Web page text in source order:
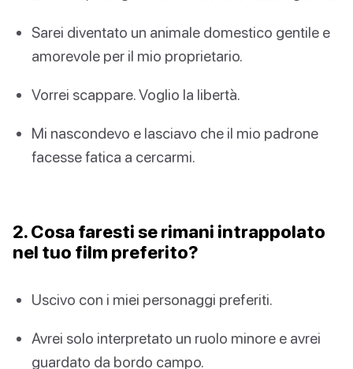
Sarei diventato un animale domestico gentile e
amorevole per il mio proprietario.
Vorrei scappare. Voglio la libertà.
Mi nascondevo e lasciavo che il mio padrone
facesse fatica a cercarmi.
2. Cosa faresti se rimani intrappolato
nel tuo film preferito?
Uscivo con i miei personaggi preferiti.
Avrei solo interpretato un ruolo minore e avrei
guardato da bordo campo.